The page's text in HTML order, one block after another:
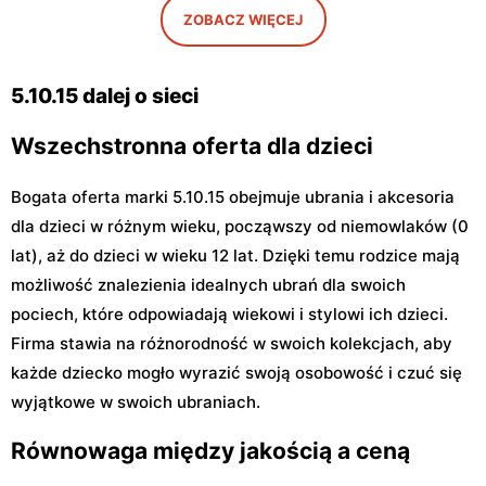
Głowno, ul. Władysława
Dęblin, ul. Rynek 30
ZOBACZ WIĘCEJ
5.10.15 dalej o sieci
Wszechstronna oferta dla dzieci
Bogata oferta marki 5.10.15 obejmuje ubrania i akcesoria
dla dzieci w różnym wieku, począwszy od niemowlaków (0
lat), aż do dzieci w wieku 12 lat. Dzięki temu rodzice mają
możliwość znalezienia idealnych ubrań dla swoich
pociech, które odpowiadają wiekowi i stylowi ich dzieci.
Firma stawia na różnorodność w swoich kolekcjach, aby
każde dziecko mogło wyrazić swoją osobowość i czuć się
wyjątkowe w swoich ubraniach.
Równowaga między jakością a ceną